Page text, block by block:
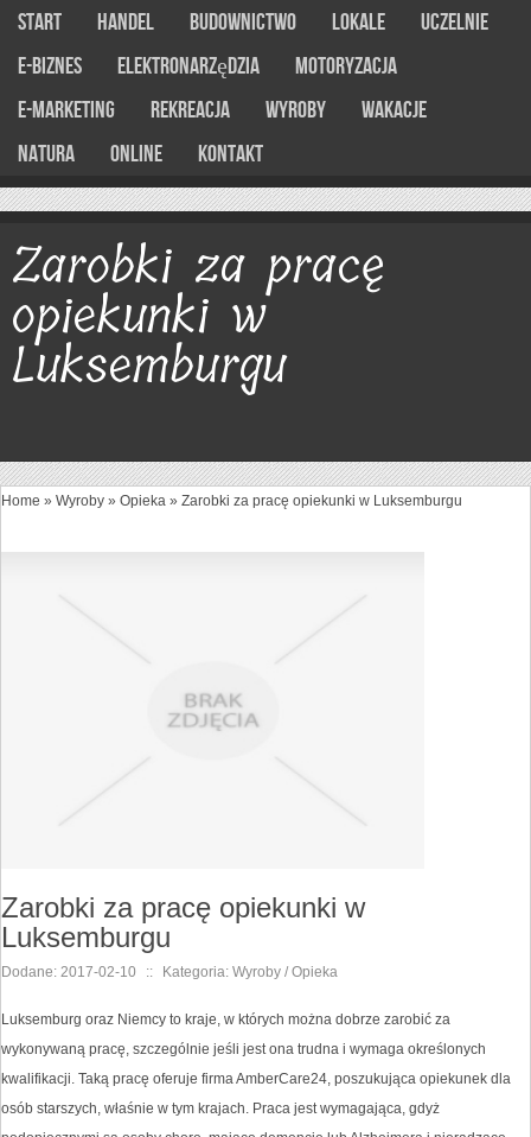
Start Handel Budownictwo Lokale
Uczelnie
E-Biznes
Elektronarzędzia
Motoryzacja
E-marketing
Rekreacja Wyroby
Wakacje
Natura
Online Kontakt
Zarobki za pracę
opiekunki w
Luksemburgu
Home » Wyroby » Opieka » Zarobki za pracę opiekunki w Luksemburgu
Zarobki za pracę opiekunki w
Luksemburgu
Dodane: 2017-02-10 :: Kategoria: Wyroby / Opieka
Luksemburg oraz Niemcy to kraje, w których można dobrze zarobić za
wykonywaną pracę, szczególnie jeśli jest ona trudna i wymaga określonych
kwalifikacji. Taką pracę oferuje firma AmberCare24, poszukująca opiekunek dla
osób starszych, właśnie w tym krajach. Praca jest wymagająca, gdyż